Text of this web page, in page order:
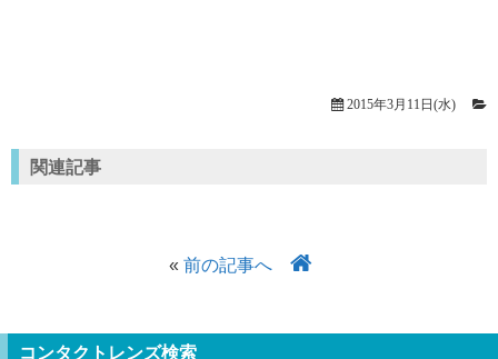
2015年3月11日(水)
関連記事
« 前の記事へ
コンタクトレンズ検索